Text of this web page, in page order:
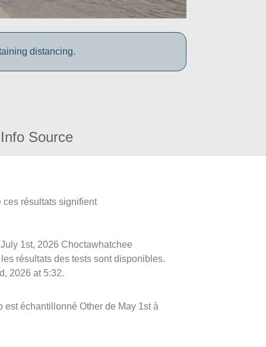
distancing.
Info Source
ces résultats signifient
1st, 2026 Choctawhatchee
résultats des tests sont disponibles.
2026 at 5:32.
échantillonné Other de May 1st à